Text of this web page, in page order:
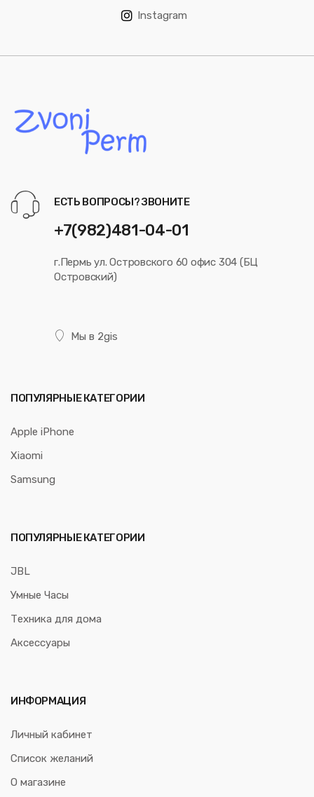
Instagram
ЕСТЬ ВОПРОСЫ? ЗВОНИТЕ
+7(982)481-04-01
г.Пермь ул. Островского 60 офис 304 (БЦ
Островский)
Мы в 2gis
ПОПУЛЯРНЫЕ КАТЕГОРИИ
Apple iPhone
Xiaomi
Samsung
ПОПУЛЯРНЫЕ КАТЕГОРИИ
JBL
Умные Часы
Техника для дома
Аксессуары
ИНФОРМАЦИЯ
Личный кабинет
Список желаний
О магазине